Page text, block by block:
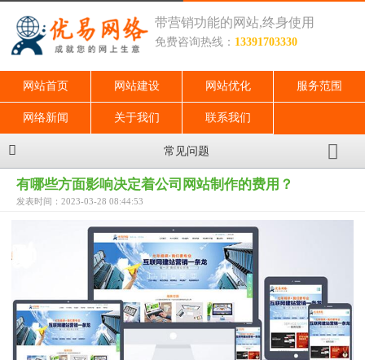
带营销功能的网站,终身使用
免费咨询热线： 13391703330
网站首页 网站建设 网站优化 服务范围
网络新闻 关于我们 联系我们
常见问题
有哪些方面影响决定着公司网站制作的费用？
发表时间：2023-03-28 08:44:53